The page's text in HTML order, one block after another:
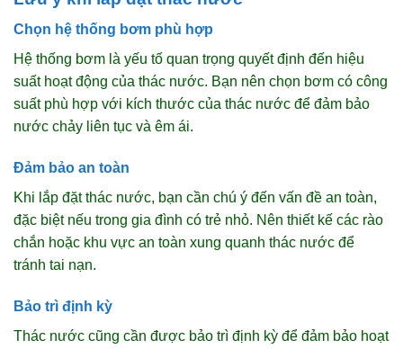
Chọn hệ thống bơm phù hợp
Hệ thống bơm là yếu tố quan trọng quyết định đến hiệu
suất hoạt động của thác nước. Bạn nên chọn bơm có công
suất phù hợp với kích thước của thác nước để đảm bảo
nước chảy liên tục và êm ái.
Đảm bảo an toàn
Khi lắp đặt thác nước, bạn cần chú ý đến vấn đề an toàn,
đặc biệt nếu trong gia đình có trẻ nhỏ. Nên thiết kế các rào
chắn hoặc khu vực an toàn xung quanh thác nước để
tránh tai nạn.
Bảo trì định kỳ
Thác nước cũng cần được bảo trì định kỳ để đảm bảo hoạt